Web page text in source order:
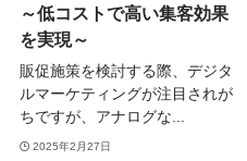
～低コストで高い集客効果
を実現～
販促施策を検討する際、デジタ
ルマーケティングが注目されが
ちですが、アナログな...
2025年2月27日